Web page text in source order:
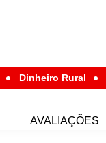
Dinheiro Rural
AVALIAÇÕES